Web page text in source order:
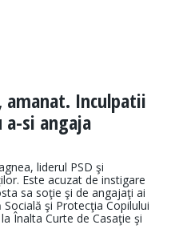
amanat. Inculpatii
si angaja
liderul PSD şi
Este acuzat de instigare
sa soţie şi de angajaţi ai
şi Protecţia Copilului
Înalta Curte de Casaţie şi